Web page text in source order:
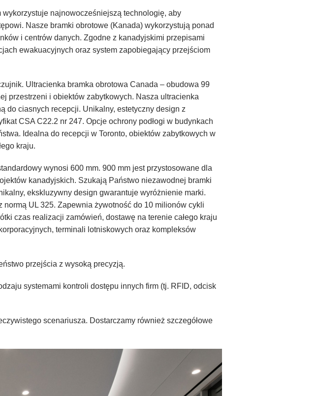
wykorzystuje najnowocześniejszą technologię, aby
Nasze bramki obrotowe (Kanada) wykorzystują ponad
i centrów danych. Zgodne z kanadyjskimi przepisami
ewakuacyjnych oraz system zapobiegający przejściom
Ultracienka bramka obrotowa Canada – obudowa 99
przestrzeni i obiektów zabytkowych. Nasza ultracienka
do ciasnych recepcji. Unikalny, estetyczny design z
CSA C22.2 nr 247. Opcje ochrony podłogi w budynkach
Idealna do recepcji w Toronto, obiektów zabytkowych w
kraju.
wynosi 600 mm. 900 mm jest przystosowane dla
kanadyjskich. Szukają Państwo niezawodnej bramki
ekskluzywny design gwarantuje wyróżnienie marki.
normą UL 325. Zapewnia żywotność do 10 milionów cykli
czas realizacji zamówień, dostawę na terenie całego kraju
terminali lotniskowych oraz kompleksów
przejścia z wysoką precyzją.
systemami kontroli dostępu innych firm (tj. RFID, odcisk
scenariusza. Dostarczamy również szczegółowe